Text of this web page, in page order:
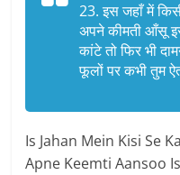
23. इस जहाँ में
अपने कीमती आँसू
कांटे तो फिर भी
फूलों पर कभी तुम
Is Jahan Mein Kisi Se
Apne Keemti Aansoo